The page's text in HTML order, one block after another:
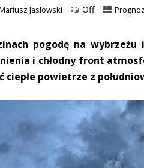
Jasłowski Off
pogodę na
i chłodny front
ciepłe powietrze z